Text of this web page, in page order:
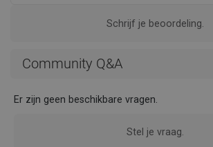
Schrijf je beoordeling.
Community Q&A
Er zijn geen beschikbare vragen.
Stel je vraag.